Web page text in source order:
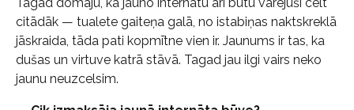
citādāk — tualete gaiteņa galā, no istabiņas naktskreklā
jāskraida, tāda pati kopmītne vien ir. Jaunums ir tas, ka
dušas un virtuve katrā stāvā. Tagad jau ilgi vairs neko
jaunu neuzcelsim.